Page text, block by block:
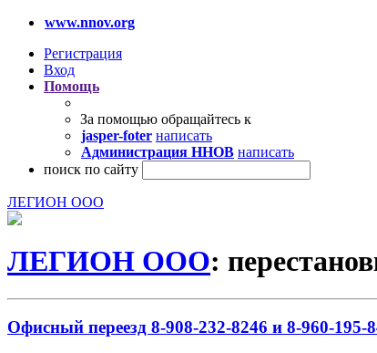
www.nnov.org
Регистрация
Вход
Помощь
За помощью обращайтесь к
jasper-foter написать
Администрация ННОВ написать
поиск по сайту
ЛЕГИОН ООО
ЛЕГИОН ООО:
Офисный переезд 8-908-232-8246 и 8-960-195-